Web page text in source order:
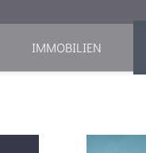
IMMOBILIEN